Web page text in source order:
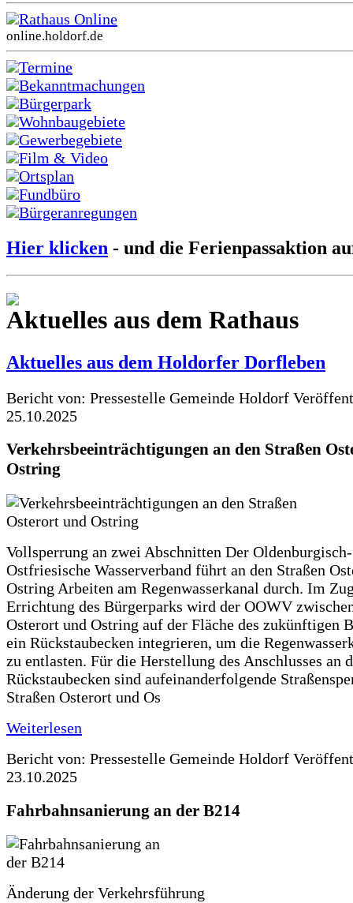
Rathaus Online
online.holdorf.de
Termine
Bekanntmachungen
Bürgerpark
Wohnbaugebiete
Gewerbegebiete
Film & Video
Ortsplan
Fundbüro
Bürgeranregungen
Hier klicken - und die Ferienpassaktion
Aktuelles aus dem Rathaus
Aktuelles aus dem Holdorfer Dorfleben
Bericht von: Pressestelle Gemeinde Holdorf
25.10.2025
Verkehrsbeeinträchtigungen an den Straßen
Ostring
Vollsperrung an zwei Abschnitten Der Oldenburgisch-
Ostfriesische Wasserverband führt an den Straßen
Ostring Arbeiten am Regenwasserkanal durch. Im
Errichtung des Bürgerparks wird der OOWV
Osterort und Ostring auf der Fläche des zukünftigen
ein Rückstaubecken integrieren, um die
zu entlasten. Für die Herstellung des Anschlusses an
Rückstaubecken sind aufeinanderfolgende
Straßen Osterort und Os
Weiterlesen
Bericht von: Pressestelle Gemeinde Holdorf
23.10.2025
Fahrbahnsanierung an der B214
Änderung der Verkehrsführung